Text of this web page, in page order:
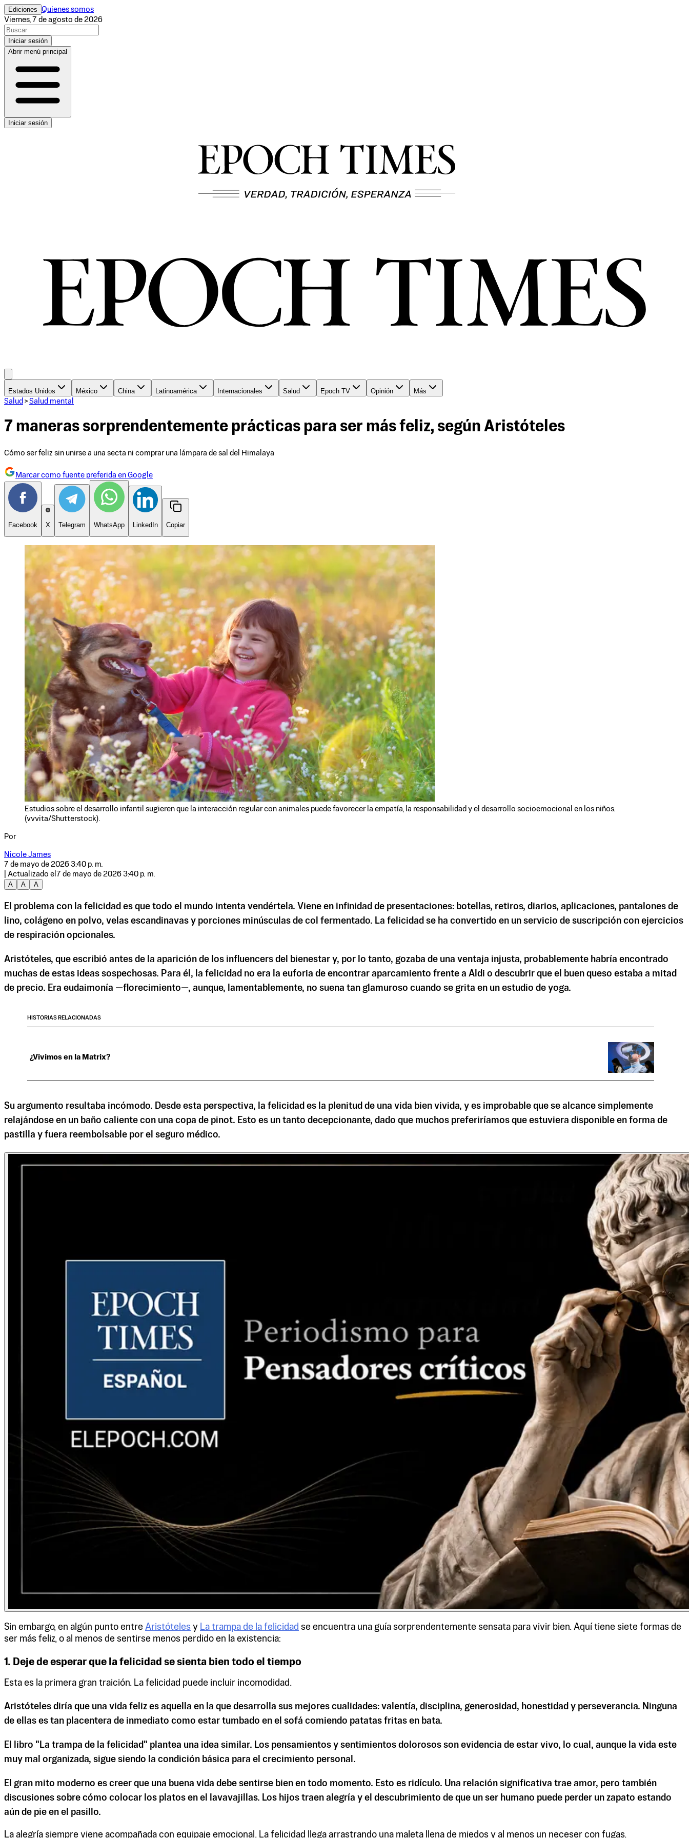
Ediciones Quienes somos
Viernes, 7 de agosto de 2026
Iniciar sesión
Abrir menú principal
Iniciar sesión
Estados Unidos México China Latinoamérica Internacionales Salud Epoch TV Opinión
Más
Salud > Salud mental
7 maneras sorprendentemente prácticas para ser más feliz, según Aristóteles
Cómo ser feliz sin unirse a una secta ni comprar una lámpara de sal del Himalaya
Marcar como fuente preferida en Google
Facebook X Telegram WhatsApp LinkedIn Copiar
Estudios sobre el desarrollo infantil sugieren que la interacción regular con animales puede favorecer la empatía, la responsabilidad y el desarrollo socioemocional en los niños.
(vvvita/Shutterstock).
Por
Nicole James
7 de mayo de 2026 3:40 p. m.
| Actualizado el 7 de mayo de 2026 3:40 p. m.
A
A A
El problema con la felicidad es que todo el mundo intenta vendértela. Viene en infinidad de presentaciones: botellas, retiros, diarios, aplicaciones, pantalones de
lino, colágeno en polvo, velas escandinavas y porciones minúsculas de col fermentado. La felicidad se ha convertido en un servicio de suscripción con ejercicios
de respiración opcionales.
Aristóteles, que escribió antes de la aparición de los influencers del bienestar y, por lo tanto, gozaba de una ventaja injusta, probablemente habría encontrado
muchas de estas ideas sospechosas. Para él, la felicidad no era la euforia de encontrar aparcamiento frente a Aldi o descubrir que el buen queso estaba a mitad
de precio. Era eudaimonía —florecimiento—, aunque, lamentablemente, no suena tan glamuroso cuando se grita en un estudio de yoga.
HISTORIAS RELACIONADAS
¿Vivimos en la Matrix?
Su argumento resultaba incómodo. Desde esta perspectiva, la felicidad es la plenitud de una vida bien vivida, y es improbable que se alcance simplemente
relajándose en un baño caliente con una copa de pinot. Esto es un tanto decepcionante, dado que muchos preferiríamos que estuviera disponible en forma de
pastilla y fuera reembolsable por el seguro médico.
Sin embargo, en algún punto entre Aristóteles y La trampa de la felicidad se encuentra una guía sorprendentemente sensata para vivir bien. Aquí tiene siete formas de
ser más feliz, o al menos de sentirse menos perdido en la existencia:
1. Deje de esperar que la felicidad se sienta bien todo el tiempo
Esta es la primera gran traición. La felicidad puede incluir incomodidad.
Aristóteles diría que una vida feliz es aquella en la que desarrolla sus mejores cualidades: valentía, disciplina, generosidad, honestidad y perseverancia. Ninguna
de ellas es tan placentera de inmediato como estar tumbado en el sofá comiendo patatas fritas en bata.
El libro "La trampa de la felicidad" plantea una idea similar. Los pensamientos y sentimientos dolorosos son evidencia de estar vivo, lo cual, aunque la vida este
muy mal organizada, sigue siendo la condición básica para el crecimiento personal.
El gran mito moderno es creer que una buena vida debe sentirse bien en todo momento. Esto es ridículo. Una relación significativa trae amor, pero también
discusiones sobre cómo colocar los platos en el lavavajillas. Los hijos traen alegría y el descubrimiento de que un ser humano puede perder un zapato estando
aún de pie en el pasillo.
La alegría siempre viene acompañada con equipaje emocional. La felicidad llega arrastrando una maleta llena de miedos y al menos un neceser con fugas.